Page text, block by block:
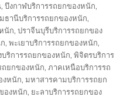
,บึงกาฬบริการรถยกของหนัก,
ธานีบริการรถยกของหนัก,
นัก,ปราจีนบุรีบริการรถยกของ
,พะเยาบริการรถยกของหนัก,
ริการรถยกของหนัก,พิจิตรบริการ
ยกของหนัก,ภาคเหนือบริการรถ
งหนัก,มหาสารคามบริการรถยก
องหนัก, ยะลาบริการรถยกของ